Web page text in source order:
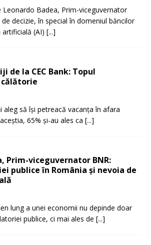
Badea, Prim-viceguvernator
decizie, în special în domeniul băncilor
(AI) [...]
de la CEC Bank: Topul
aleg să își petreacă vacanța în afara
65% și-au ales ca [...]
Prim-viceguvernator BNR:
publice în România și nevoia de
lung a unei economii nu depinde doar
publice, ci mai ales de [...]